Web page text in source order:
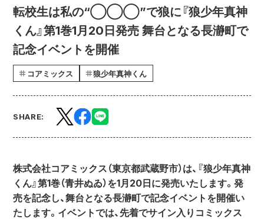
転校生は私の“◯◯◯”で狼に『狼少年真神
くん』第1巻1月20日発売 舞台となる長瀞町で
記念イベントを開催
コアミックス 狼少年真神くん
SHARE:
株式会社コアミックス（東京都武蔵野市）は、『狼少年真神
くん』第1巻（青井ぬゐ）を1月20日に発売いたします。発
売を記念し、舞台となる長瀞町で記念イベントを開催い
たします。イベントでは、先着でサイン入りコミックス